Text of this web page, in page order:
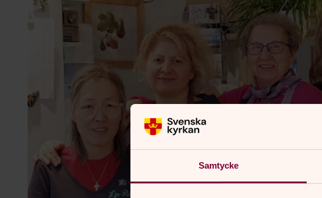
Samtycke